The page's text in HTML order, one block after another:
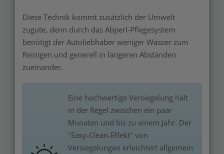
Diese Technik kommt zusätzlich der Umwelt
zugute, denn durch das Abperl-Pflegesystem
benötigt der Autoliebhaber weniger Wasser zum
Reinigen und generell in längeren Abständen
zueinander.
Eine hochwertige Versiegelung hält
in der Regel zwischen ein paar
Monaten und bis zu einem Jahr. Der
"Easy-Clean-Effekt" von
Versiegelungen erleichtert allgemein